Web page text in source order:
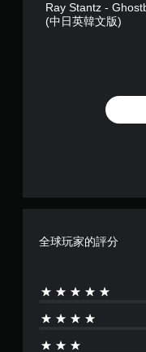
Ray Stantz -
(中日英韓文版)
全球玩家的評分